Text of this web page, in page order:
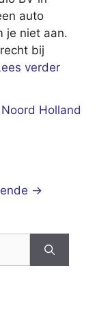
auto
je niet aan.
bij
verder
Noord Holland
→